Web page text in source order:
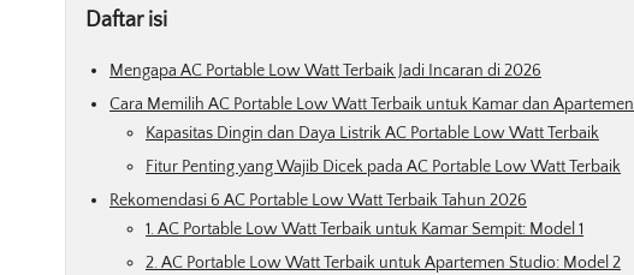
Daftar isi
Mengapa AC Portable Low Watt Terbaik Jadi Incaran di 2026
Cara Memilih AC Portable Low Watt Terbaik untuk Kamar dan Apartemen
Kapasitas Dingin dan Daya Listrik AC Portable Low Watt Terbaik
Fitur Penting yang Wajib Dicek pada AC Portable Low Watt Terbaik
Rekomendasi 6 AC Portable Low Watt Terbaik Tahun 2026
1. AC Portable Low Watt Terbaik untuk Kamar Sempit: Model 1
2. AC Portable Low Watt Terbaik untuk Apartemen Studio: Model 2